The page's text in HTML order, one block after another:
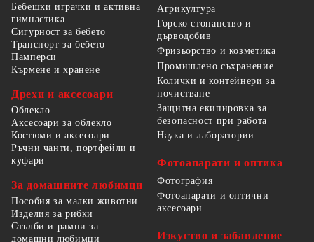
Бебешки играчки и активна
гимнастика
Сигурност за бебето
Транспорт за бебето
Памперси
Кърмене и хранене
Дрехи и аксесоари
Облекло
Аксесоари за облекло
Костюми и аксесоари
Ръчни чанти, портфейли и
куфари
За домашните любимци
Пособия за малки животни
Изделия за рибки
Стълби и рампи за
домашни любимци
Агрикултура
Горско стопанство и
дърводобив
Фризьорство и козметика
Промишлено съхранение
Колички и контейнери за
почистване
Защитна екипировка за
безопасност при работа
Наука и лаборатории
Фотоапарати и оптика
Фотография
Фотоапарати и оптични
аксесоари
Изкуство и забавление